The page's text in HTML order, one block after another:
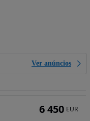
Ver anúncios
6 450 EUR